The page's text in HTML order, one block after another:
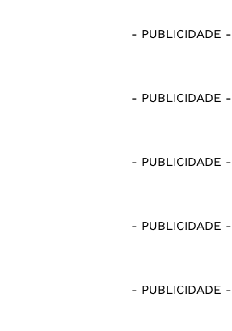
- PUBLICIDADE -
- PUBLICIDADE -
- PUBLICIDADE -
- PUBLICIDADE -
- PUBLICIDADE -